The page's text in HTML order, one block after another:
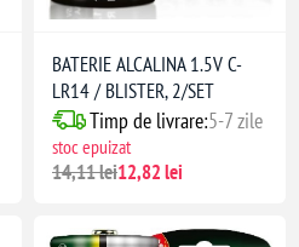
BATERIE ALCALINA 1.5V C-
LR14 / BLISTER, 2/SET
Timp de livrare:5-7 zile
stoc epuizat
14,11 lei12,82 lei